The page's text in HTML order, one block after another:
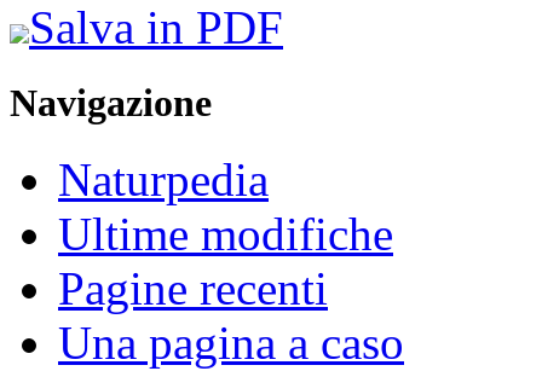
Salva in PDF
Navigazione
Naturpedia
Ultime modifiche
Pagine recenti
Una pagina a caso